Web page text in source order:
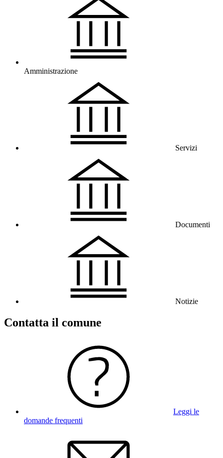
Amministrazione
Servizi
Documenti
Notizie
Contatta il comune
Leggi le
domande frequenti